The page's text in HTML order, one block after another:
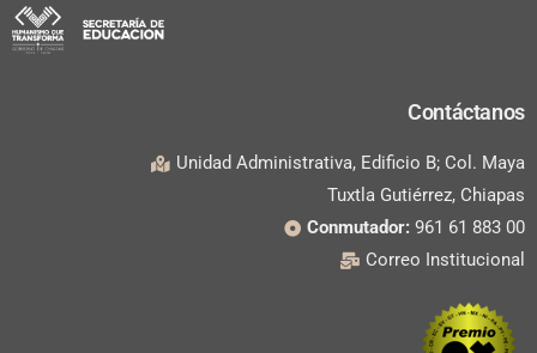
Contáctanos
Unidad Administrativa, Edificio B; Col. Maya
Tuxtla Gutiérrez, Chiapas
Conmutador: 961 61 883 00
Correo Institucional